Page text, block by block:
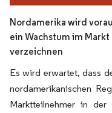
Nordamerika wird
ein Wachstum im
verzeichnen
Es wird erwartet, dass
nordamerikanischen
Marktteilnehmer in